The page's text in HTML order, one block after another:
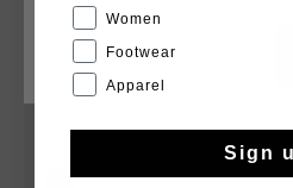
rebajas
CANCEL
Women
Footwear
Apparel
Sign